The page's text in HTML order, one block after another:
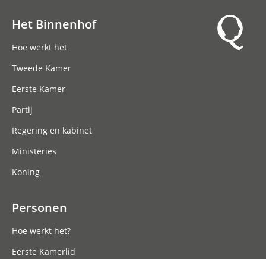
Het Binnenhof
Hoe werkt het
Tweede Kamer
Eerste Kamer
Partij
Regering en kabinet
Ministeries
Koning
Personen
Hoe werkt het?
Eerste Kamerlid